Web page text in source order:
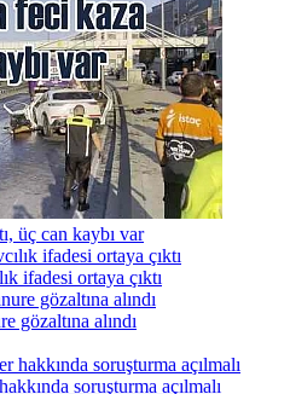
üç can kaybı var
ifadesi ortaya çıktı
gözaltına alındı
soruşturma açılmalı